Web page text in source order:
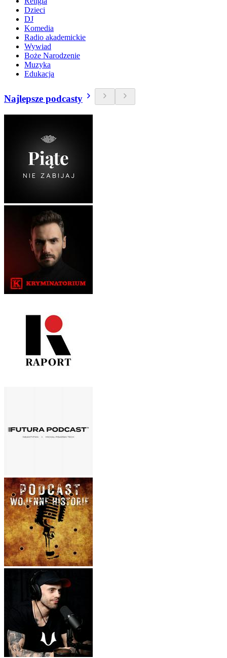
Dzieci
DJ
Komedia
Radio akademickie
Wywiad
Boże Narodzenie
Muzyka
Edukacja
Najlepsze podcasty